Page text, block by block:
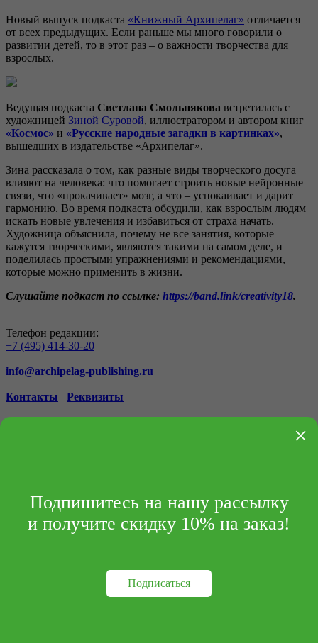
Новый выпуск подкаста «Книжный Архипелаг» отличается
от всех предыдущих. Если раньше мы много говорили о
развитии детей, то в этот раз – о важности творчества для
взрослых.
Ведущая подкаста Светлана Смольнякова встретилась с
художницей Зиной Суровой, иллюстратором и автором книг
«Космос» и «Русские народные загадки в картинках»,
вышедших в издательстве «Архипелаг».
Зина рассказала о том, как разные виды творческого досуга
влияют на человека: что помогает строить новые нейронные
связи, что «прокачивает» мозг, а что – успокаивает и дарит
гармонию. Во время подкаста обсудили, как взрослым людям
искать новые увлечения и избавиться от страха начать.
Художница объяснила, почему не все занятия, которые
кажутся творческими, являются такими на самом деле, и
поделилась простыми упражнениями и рекомендациями,
которые можно применить в жизни.
Слушайте подкаст по ссылке: https://band.link/creativity18.
Телефон редакции:
+7 (495) 414-30-20
info@archipelag-publishing.ru
Контакты Реквизиты
×
Подпишитесь на нашу рассылку
и получите скидку 10% на заказ!
Подписаться